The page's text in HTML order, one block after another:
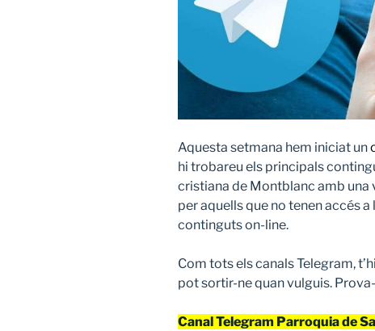
Aquesta setmana hem iniciat un
hi trobareu els principals
cristiana de Montblanc amb
per aquells que no tenen accés
continguts on-line.
Com tots els canals Telegram,
pot sortir-ne quan vulguis.
Canal Telegram Parroquia de